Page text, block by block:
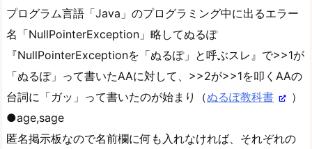
プログラム言語「Java」のプログラミング中に出るエラー
名「NullPointerException」略してぬるぽ
『NullPointerExceptionを「ぬるぽ」と呼ぶスレ』で>>1が
「ぬるぽ」って書いたAAに対して、>>2が>>1を叩くAAの
台詞に「ガッ」って書いたのが始まり（ぬるぽ教科書
）
●age,sage
匿名掲示板なので名前欄に何も入れなければ、それぞれの